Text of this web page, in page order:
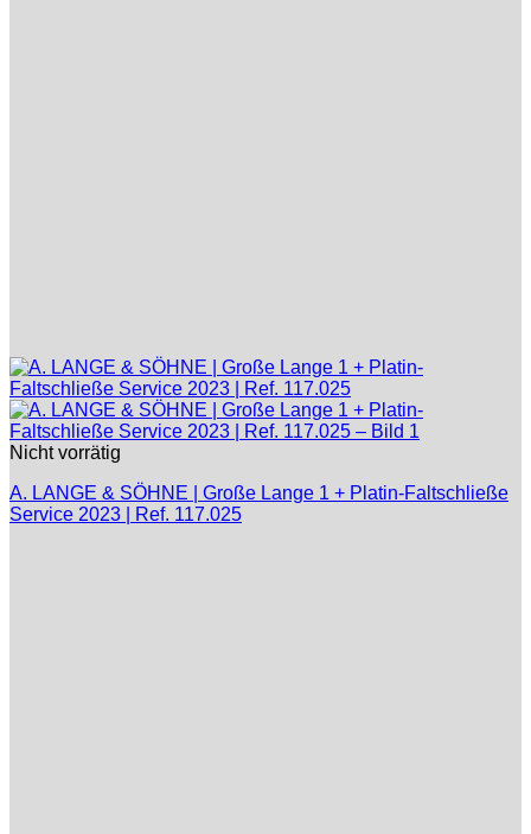
Nicht vorrätig
A. LANGE & SÖHNE | Große Lange 1 + Platin-Faltschließe
Service 2023 | Ref. 117.025